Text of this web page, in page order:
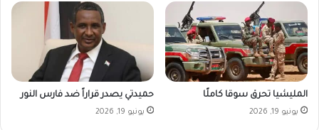
المليشيا تحرق سوقا كاملًا
يونيو 19, 2026
حميدتي يصدر قراراً ضد فارس النور
يونيو 19, 2026